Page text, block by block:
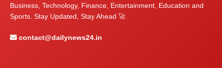
Business, Technology, Finance, Entertainment, Education and
Sports. Stay Updated, Stay Ahead 🚀
contact@dailynews24.in